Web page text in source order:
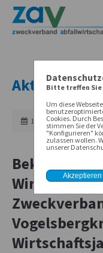
Aktuelles
17-02-2026 12:39
Bitte treffen Sie
Um diese
Cookies. Durch
stimmen Sie der
"Konfigurieren"
zulassen wollen.
unserer